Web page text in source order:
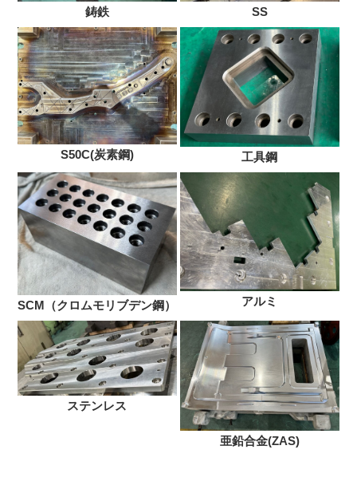
鋳鉄 SS
S50C(炭素鋼) 工具鋼
SCM（クロムモリブデン鋼） アルミ
ステンレス
亜鉛合金(ZAS)